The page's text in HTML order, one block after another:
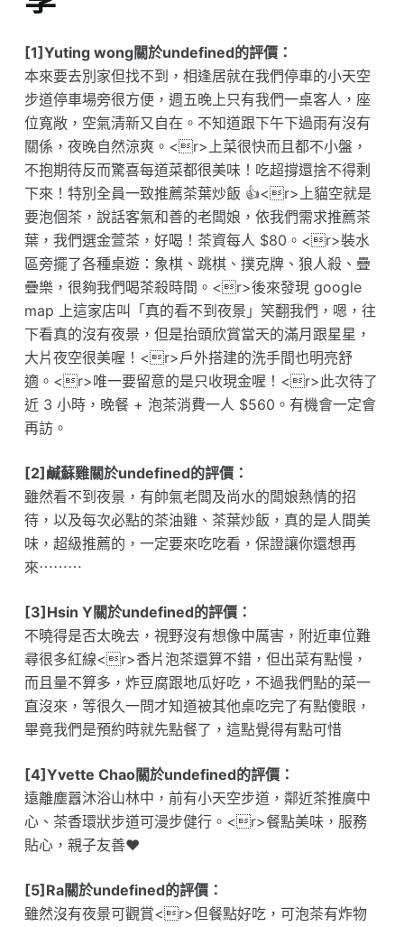
[1]Yuting wong關於undefined的評價：
本來要去別家但找不到，相逢居就在我們停車的小天空
步道停車場旁很方便，週五晚上只有我們一桌客人，座
位寬敞，空氣清新又自在。不知道跟下午下過雨有沒有
關係，夜晚自然涼爽。<r>上菜很快而且都不小盤，
不抱期待反而驚喜每道菜都很美味！吃超撐還捨不得剩
下來！特別全員一致推薦茶葉炒飯 👍<r>上貓空就是
要泡個茶，說話客氣和善的老闆娘，依我們需求推薦茶
葉，我們選金萱茶，好喝！茶資每人 $80。<r>裝水
區旁擺了各種桌遊：象棋、跳棋、撲克牌、狼人殺、疊
疊樂，很夠我們喝茶殺時間。<r>後來發現 google
map 上這家店叫「真的看不到夜景」笑翻我們，嗯，往
下看真的沒有夜景，但是抬頭欣賞當天的滿月跟星星，
大片夜空很美喔！<r>戶外搭建的洗手間也明亮舒
適。<r>唯一要留意的是只收現金喔！<r>此次待了
近 3 小時，晚餐 + 泡茶消費一人 $560。有機會一定會
再訪。
[2]鹹蘇雞關於undefined的評價：
雖然看不到夜景，有帥氣老闆及尚水的闆娘熱情的招
待，以及每次必點的茶油雞、茶葉炒飯，真的是人間美
味，超級推薦的，一定要來吃吃看，保證讓你還想再
來⋯⋯⋯
[3]Hsin Y關於undefined的評價：
不曉得是否太晚去，視野沒有想像中厲害，附近車位難
尋很多紅線<r>香片泡茶還算不錯，但出菜有點慢，
而且量不算多，炸豆腐跟地瓜好吃，不過我們點的菜一
直沒來，等很久一問才知道被其他桌吃完了有點傻眼，
畢竟我們是預約時就先點餐了，這點覺得有點可惜
[4]Yvette Chao關於undefined的評價：
遠離塵囂沐浴山林中，前有小天空步道，鄰近茶推廣中
心、茶香環狀步道可漫步健行。<r>餐點美味，服務
貼心，親子友善❤️
[5]Ra關於undefined的評價：
雖然沒有夜景可觀賞<r>但餐點好吃，可泡茶有炸物